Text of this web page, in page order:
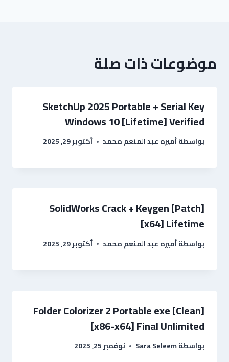
موضوعات ذات صلة
SketchUp 2025 Portable + Serial Key
Windows 10 [Lifetime] Verified
بواسطةأميره عبد المنعم محمد أكتوبر 29, 2025
SolidWorks Crack + Keygen [Patch]
[x64] Lifetime
بواسطةأميره عبد المنعم محمد أكتوبر 29, 2025
Folder Colorizer 2 Portable exe [Clean]
[x86-x64] Final Unlimited
بواسطةSara Seleem نوفمبر 25, 2025